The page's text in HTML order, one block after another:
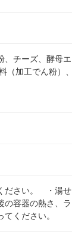
、チーズ、酵母エ
（加工でん粉）、
ださい。 ・湯せ
の容器の熱さ、ラ
ください。